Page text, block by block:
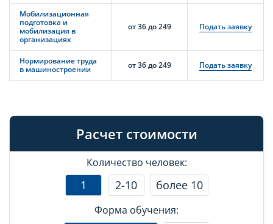
Мобилизационная
подготовка и
мобилизация в
организациях
от 36 до 249 Подать заявку
Нормирование труда
в машиностроении
от 36 до 249 Подать заявку
Расчет стоимости
Количество человек:
1 2-10 более 10
Форма обучения: